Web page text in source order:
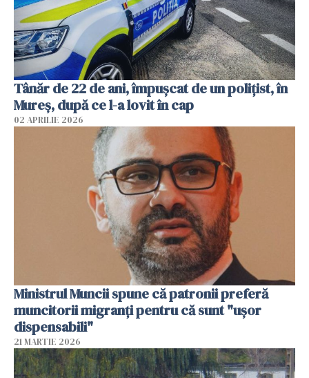
Tânăr de 22 de ani, împușcat de un polițist, în
Mureș, după ce l-a lovit în cap
02 APRILIE 2026
Ministrul Muncii spune că patronii preferă
muncitorii migranți pentru că sunt "uşor
dispensabili"
21 MARTIE 2026